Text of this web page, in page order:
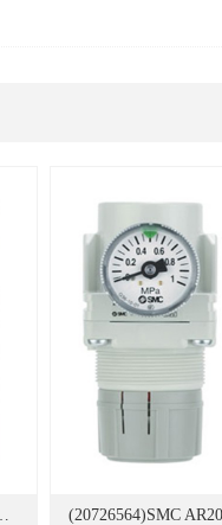
夹止回阀 银色(单位：个)